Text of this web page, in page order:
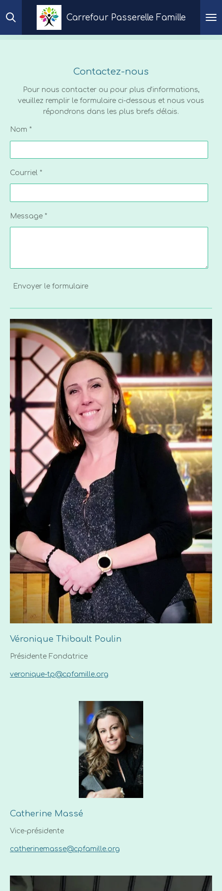
au
Carrefour Passerelle Famille
Contactez-nous
Pour nous contacter ou pour plus d'informations,
veuillez remplir le formulaire ci-dessous et nous vous
répondrons dans les plus brefs délais.
Nom *
Courriel *
Message *
Envoyer le formulaire
Véronique Thibault Poulin
Présidente Fondatrice
veronique-tp@cpfamille.org
Catherine Massé
Vice-présidente
catherinemasse@cpfamille.org